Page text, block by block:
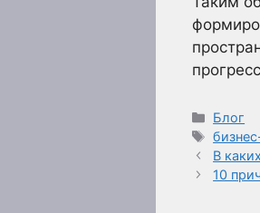
Рубрики
Блог
Метки
В
10